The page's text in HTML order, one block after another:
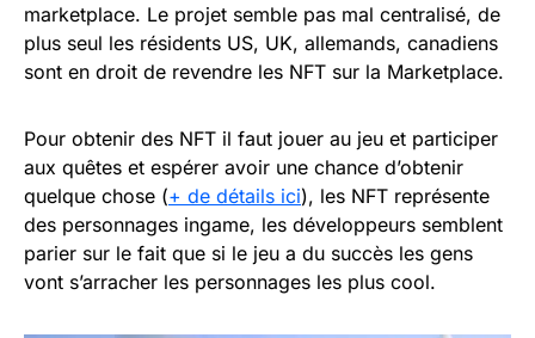
marketplace. Le projet semble pas mal centralisé, de
plus seul les résidents US, UK, allemands, canadiens
sont en droit de revendre les NFT sur la Marketplace.
Pour obtenir des NFT il faut jouer au jeu et participer
aux quêtes et espérer avoir une chance d’obtenir
quelque chose (+ de détails ici), les NFT représente
des personnages ingame, les développeurs semblent
parier sur le fait que si le jeu a du succès les gens
vont s’arracher les personnages les plus cool.